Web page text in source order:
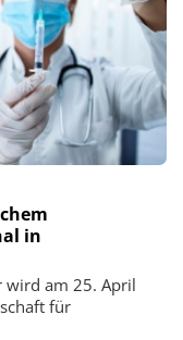
in
wird am 25. April
für